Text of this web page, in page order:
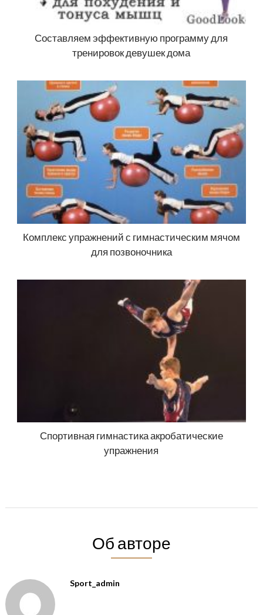
Составляем эффективную программу для
тренировок девушек дома
Комплекс упражнений с гимнастическим мячом
для позвоночника
Спортивная гимнастика акробатические
упражнения
Об авторе
Sport_admin